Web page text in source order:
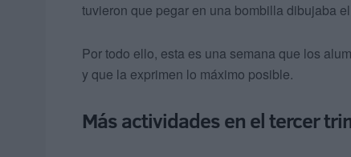
tuvieron que pegar en una bombilla dibujaba
Por todo ello, esta es una semana que los
y que la exprimen lo máximo posible.
Más actividades en el tercer